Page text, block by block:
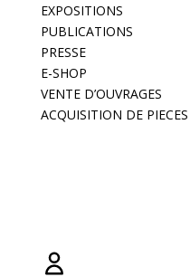
EXPOSITIONS
PUBLICATIONS
PRESSE
E-SHOP
VENTE D’OUVRAGES
ACQUISITION DE PIECES